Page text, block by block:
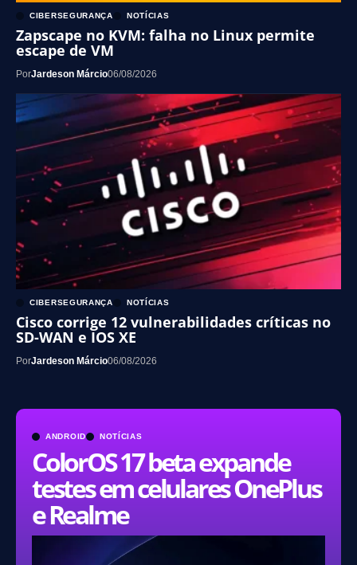
ANDROID NOTÍCIAS
ColorOS 17 beta expande
testes em celulares OnePlus
e Realme
CIBERSEGURANÇA NOTÍCIAS
Zapscape no KVM: falha no Linux permite
escape de VM
PorJardeson Márcio06/08/2026
CIBERSEGURANÇA NOTÍCIAS
Cisco corrige 12 vulnerabilidades críticas no
SD-WAN e IOS XE
PorJardeson Márcio06/08/2026